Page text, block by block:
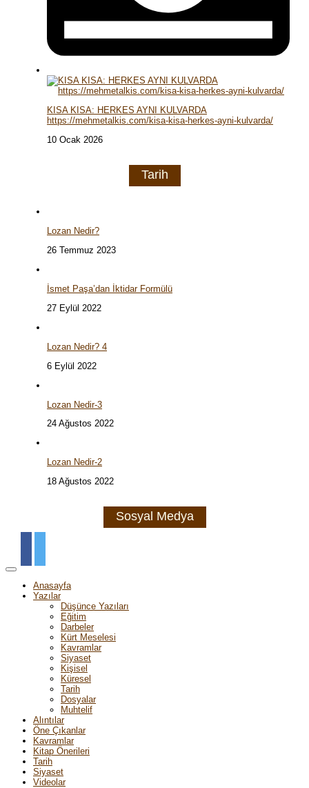
KISA KISA: HERKES AYNI KULVARDA
https://mehmetalkis.com/kisa-kisa-herkes-ayni-kulvarda/
10 Ocak 2026
Tarih
Lozan Nedir?
26 Temmuz 2023
İsmet Paşa’dan İktidar Formülü
27 Eylül 2022
Lozan Nedir? 4
6 Eylül 2022
Lozan Nedir-3
24 Ağustos 2022
Lozan Nedir-2
18 Ağustos 2022
Sosyal Medya
Anasayfa
Yazılar
Düşünce Yazıları
Eğitim
Darbeler
Kürt Meselesi
Kavramlar
Siyaset
Kişisel
Küresel
Tarih
Dosyalar
Muhtelif
Alıntılar
Öne Çıkanlar
Kavramlar
Kitap Önerileri
Tarih
Siyaset
Videolar